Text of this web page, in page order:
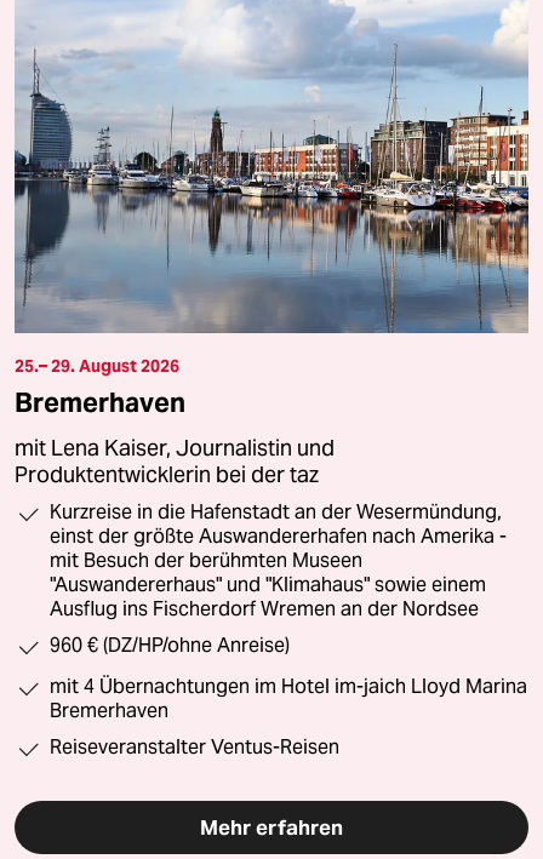
25.– 29. August 2026
Bremerhaven
mit Lena Kaiser, Journalistin und
Produktentwicklerin bei der taz
Kurzreise in die Hafenstadt an der Wesermündung,
einst der größte Auswandererhafen nach Amerika -
mit Besuch der berühmten Museen
"Auswandererhaus" und "Klimahaus" sowie einem
Ausflug ins Fischerdorf Wremen an der Nordsee
960 € (DZ/HP/ohne Anreise)
mit 4 Übernachtungen im Hotel im-jaich Lloyd Marina
Bremerhaven
Reiseveranstalter Ventus-Reisen
Mehr erfahren